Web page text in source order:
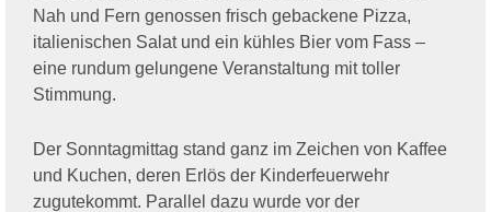
Nah und Fern genossen frisch gebackene Pizza,
italienischen Salat und ein kühles Bier vom Fass –
eine rundum gelungene Veranstaltung mit toller
Stimmung.
Der Sonntagmittag stand ganz im Zeichen von Kaffee
und Kuchen, deren Erlös der Kinderfeuerwehr
zugutekommt. Parallel dazu wurde vor der